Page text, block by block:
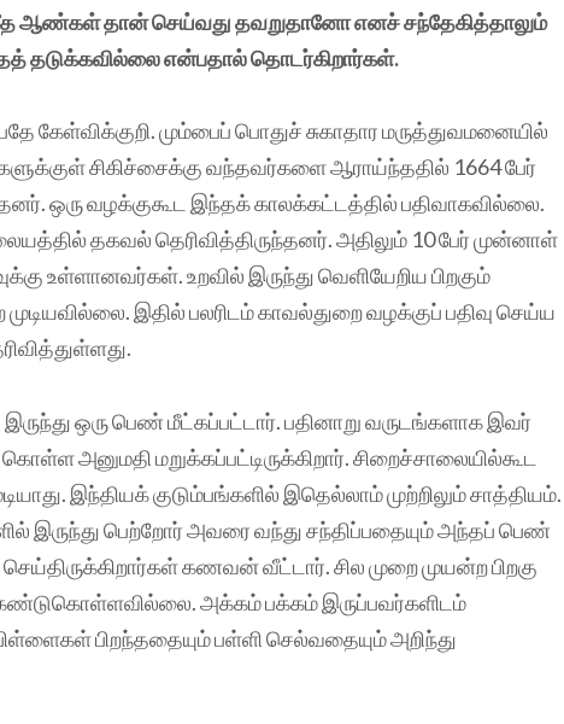
ஆண்கள் தான் செய்வது தவறுதானோ எனச் சந்தேகித்தாலும்
தடுக்கவில்லை என்பதால் தொடர்கிறார்கள்.
கேள்விக்குறி. மும்பைப் பொதுச் சுகாதார மருத்துவமனையில்
சிகிச்சைக்கு வந்தவர்களை ஆராய்ந்ததில் 1664 பேர்
ஒரு வழக்குகூட இந்தக் காலக்கட்டத்தில் பதிவாகவில்லை.
தகவல் தெரிவித்திருந்தனர். அதிலும் 10 பேர் முன்னாள்
உள்ளானவர்கள். உறவில் இருந்து வெளியேறிய பிறகும்
இதில் பலரிடம் காவல்துறை வழக்குப் பதிவு செய்ய
ஒரு பெண் மீட்கப்பட்டார். பதினாறு வருடங்களாக இவர்
அனுமதி மறுக்கப்பட்டிருக்கிறார். சிறைச்சாலையில்கூட
இந்தியக் குடும்பங்களில் இதெல்லாம் முற்றிலும் சாத்தியம்.
இருந்து பெற்றோர் அவரை வந்து சந்திப்பதையும் அந்தப் பெண்
கணவன் வீட்டார். சில முறை முயன்ற பிறகு
அக்கம் பக்கம் இருப்பவர்களிடம்
பிறந்ததையும் பள்ளி செல்வதையும் அறிந்து